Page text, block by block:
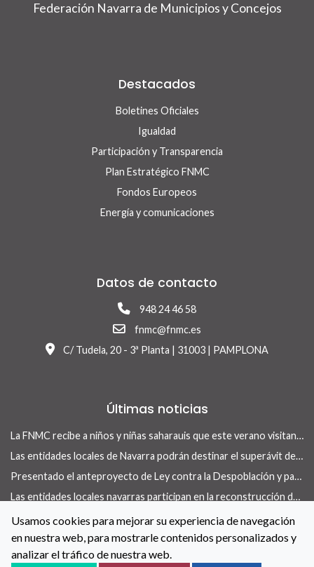
Federación Navarra de Municipios y Concejos
Destacados
Boletines Oficiales
Igualdad
Participación y Transparencia
Plan Estratégico FNMC
Fondos Europeos
Energía y comunicaciones
Datos de contacto
948 24 46 58
fnmc@fnmc.es
C/ Tudela, 20 - 3ª Planta | 31003 | PAMPLONA
Últimas noticias
La FNMC recibe a niños y niñas saharauis que este verano visitan Navarra con el programa Vacaciones en Paz
Las entidades locales de Navarra podrán destinar el superávit de 2025 a inversiones financieramente sostenibles tras la aprobación del Real Decreto-ley 13/2026
Presentado el anteproyecto de Ley contra la Despoblación y para el Desarrollo Rural
Las entidades locales navarras participan en la reconstrucción de infraestructuras dañadas por la DANA de 175 municipios valencianos
La FNMC y el Gobierno de Navarra renuevan su convenio para reforzar las políticas de igualdad en las entidades locales
Contacto Aviso Legal Política de Cookies
Usamos cookies para mejorar su experiencia de navegación
en nuestra web, para mostrarle contenidos personalizados y
analizar el tráfico de nuestra web.